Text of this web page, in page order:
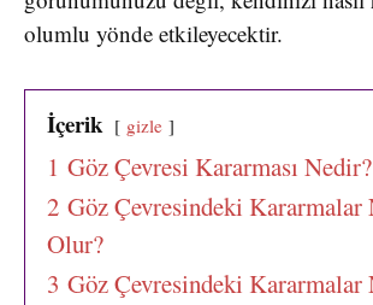
olumlu yönde etkileyecektir.
İçerik gizle
1 Göz Çevresi Kararması Nedir?
2 Göz Çevresindeki Kararmalar
Olur?
3 Göz Çevresindeki Kararmalar